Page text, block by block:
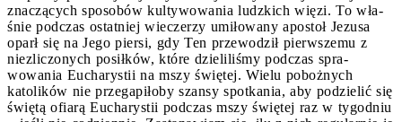
znaczących sposobów kultywowania ludzkich więzi. To wła­
śnie podczas ostatniej wieczerzy umiłowany apostoł Jezusa
oparł się na Jego piersi, gdy Ten przewodził pierwszemu z
niezliczonych posiłków, które dzieliliśmy podczas spra­
wowania Eucharystii na mszy świętej. Wielu pobożnych
katolików nie przegapiłoby szansy spotkania, aby podzielić się
świętą ofiarą Eucharystii podczas mszy świętej raz w ty­godniu